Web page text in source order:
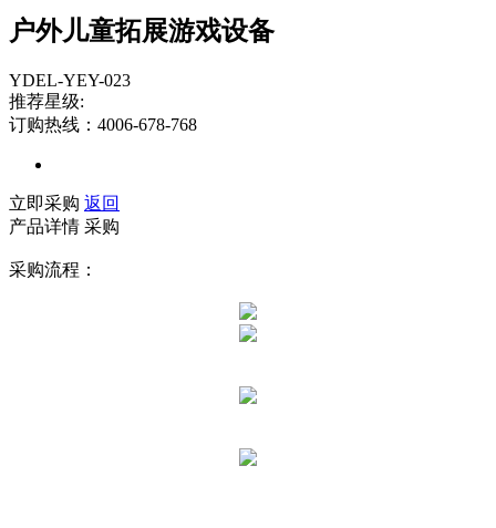
户外儿童拓展游戏设备
YDEL-YEY-023
推荐星级:
订购热线：4006-678-768
立即采购 返回
产品详情 采购
采购流程：